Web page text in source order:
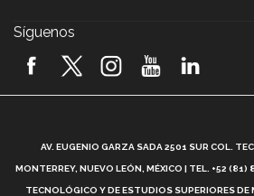
2026! (video)
¿Cómo es el Modelo
Síguenos
AV. EUGENIO GARZA SADA 2501 SUR COL.
MONTERREY, NUEVO LEÓN, MÉXICO | TEL. +52
TECNOLÓGICO Y DE ESTUDIOS SUPERIORES DE